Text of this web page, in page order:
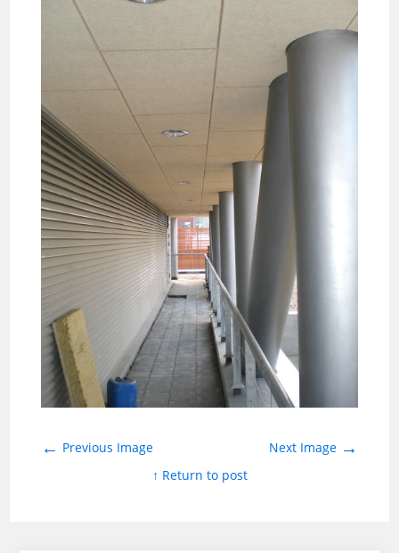
← Previous Image Next Image →
↑ Return to post